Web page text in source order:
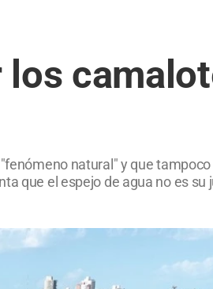
los
natural" y que
que el espejo de agua no es su